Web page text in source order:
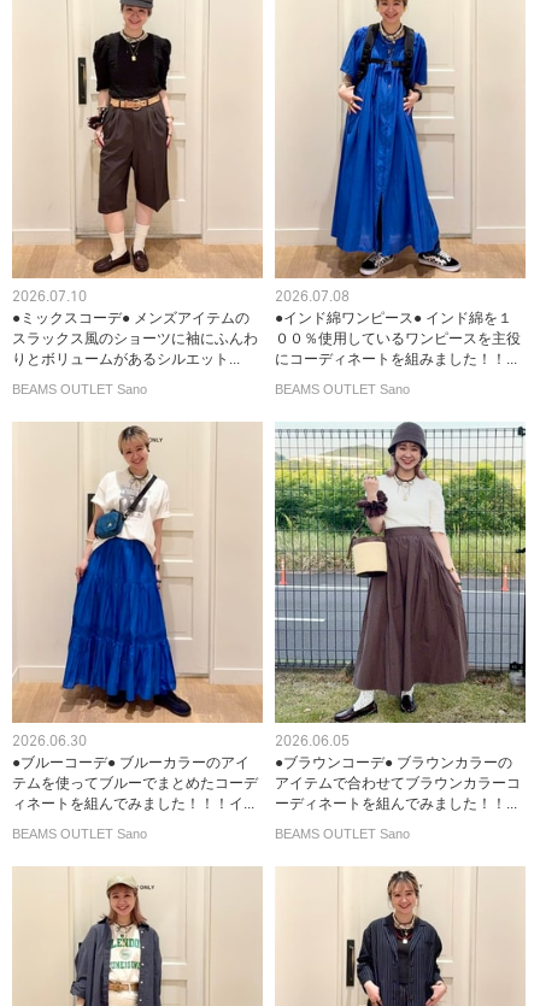
2026.07.10
●ミックスコーデ● メンズアイテムの
スラックス風のショーツに袖にふんわ
りとボリュームがあるシルエット...
BEAMS OUTLET Sano
2026.07.08
●インド綿ワンピース● インド綿を１
００％使用しているワンピースを主役
にコーディネートを組みました！！...
BEAMS OUTLET Sano
2026.06.30
●ブルーコーデ● ブルーカラーのアイ
テムを使ってブルーでまとめたコーデ
ィネートを組んでみました！！！イ...
BEAMS OUTLET Sano
2026.06.05
●ブラウンコーデ● ブラウンカラーの
アイテムで合わせてブラウンカラーコ
ーディネートを組んでみました！！...
BEAMS OUTLET Sano